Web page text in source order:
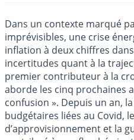
Dans un contexte marqué
imprévisibles, une crise
inflation à deux chiffres
incertitudes quant à la
premier contributeur à la
aborde les cinq prochaines
confusion ». Depuis un an,
budgétaires liées au Covid,
d’approvisionnement et la